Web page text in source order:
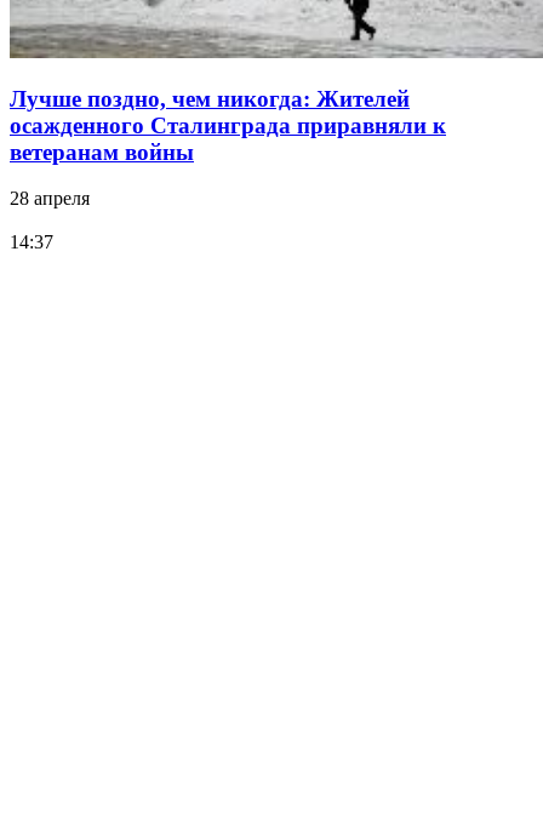
Лучше поздно, чем никогда: Жителей
осажденного Сталинграда приравняли к
ветеранам войны
28 апреля
14:37